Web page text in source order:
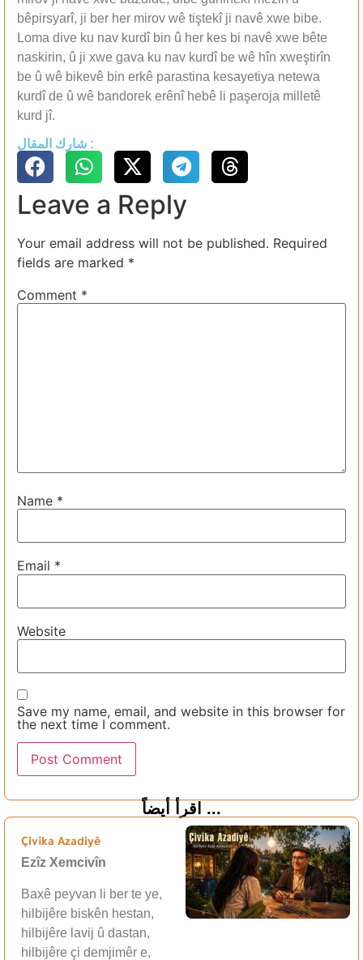
bêpirsyarî, ji ber her mirov wê tiştekî ji navê xwe bibe.
Loma dive ku nav kurdî bin û her kes bi navê xwe bête
naskirin, û ji xwe gava ku nav kurdî be wê hîn xweştirîn
be û wê bikevê bin erkê parastina kesayetiya netewa
kurdî de û wê bandorek erênî hebê li paşeroja milletê
kurd jî.
شارك المقال :
Leave a Reply
Your email address will not be published. Required
fields are marked *
Comment *
Name *
Email *
Website
Save my name, email, and website in this browser for
the next time I comment.
اقرأ أيضاً ...
Çivîka Azadiyê
Ezîz Xemcivîn
Baxê peyvan li ber te ye,
hilbijêre biskên hestan,
hilbijêre lavij û dastan,
hilbijêre çi demjimêr e,